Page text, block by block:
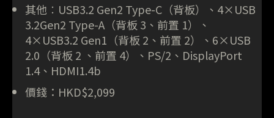
其他︰USB3.2 Gen2 Type-C（背板）、4×USB
3.2Gen2 Type-A（背板 3、前置 1）、
4×USB3.2 Gen1（背板 2、前置 2）、6×USB
2.0（背板 2 、前置 4）、PS/2、DisplayPort
1.4、HDMI1.4b
價錢：HKD$2,099